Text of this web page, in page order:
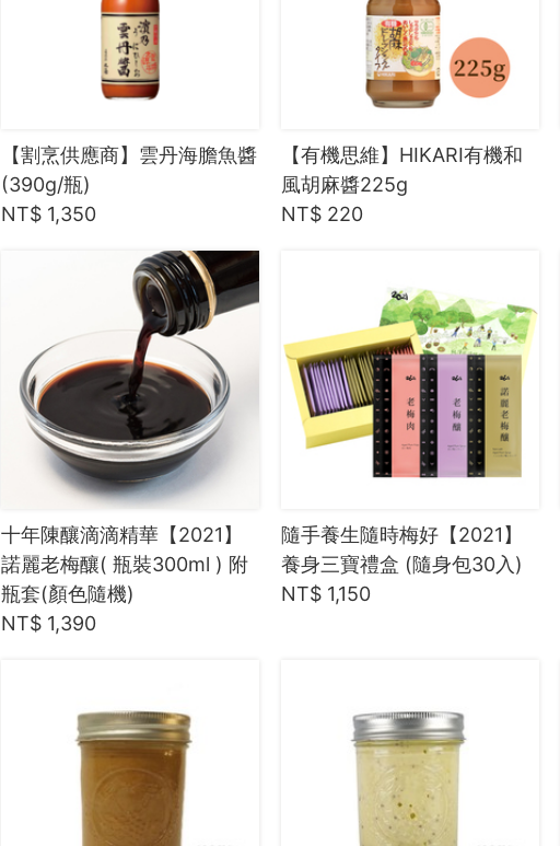
【割烹供應商】雲丹海膽魚醬
(390g/瓶)
NT$ 1,350
【有機思維】HIKARI有機和
風胡麻醬225g
NT$ 220
十年陳釀滴滴精華【2021】
諾麗老梅釀( 瓶裝300ml ) 附
瓶套(顏色隨機)
NT$ 1,390
隨手養生隨時梅好【2021】
養身三寶禮盒 (隨身包30入)
NT$ 1,150